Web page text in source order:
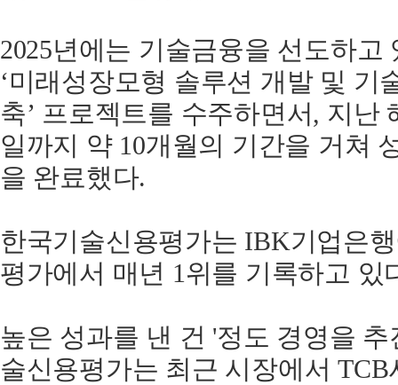
2025년에는 기술금융을 선도하
‘미래성장모형 솔루션 개발 및 기
축’ 프로젝트를 수주하면서, 지난
일까지 약 10개월의 기간을 거쳐
을 완료했다.
한국기술신용평가는 IBK기업은
평가에서 매년 1위를 기록하고 있
높은 성과를 낸 건 '정도 경영을
술신용평가는 최근 시장에서